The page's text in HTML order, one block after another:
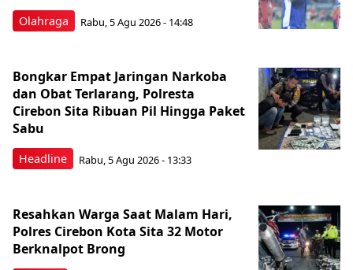
Olahraga Rabu, 5 Agu 2026 - 14:48
Headline
Bongkar Empat Jaringan Narkoba
dan Obat Terlarang, Polresta
Cirebon Sita Ribuan Pil Hingga Paket
Sabu
Rabu, 5 Agu 2026 - 13:33
Resahkan Warga Saat Malam Hari,
Polres Cirebon Kota Sita 32 Motor
Berknalpot Brong